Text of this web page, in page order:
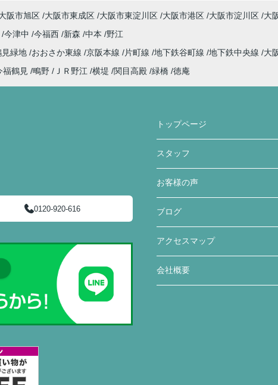
阪市旭区 大阪市東成区 大阪市東淀川区 大阪市港区 大阪市淀川区 大
今津中 今福西 新森 中本
野江
緑地 おおさか東線 京阪本線 片町線 地下鉄谷町線 地下鉄中央線 大
福鶴見 鴫野 ＪＲ野江 横堤 関目高殿 緑橋 徳庵
0120-920-616
トップページ
スタッフ
お客様の声
ブログ
アクセスマップ
会社概要